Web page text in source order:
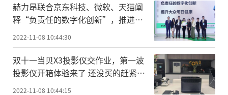
赫力昂联合京东科技、微软、天猫阐
释“负责任的数字化创新”，推进健
康可及性
2022-11-08 10:44:30
双十一当贝X3投影仪交作业，第一波
投影仪开箱体验来了 还没买的赶紧上
车
2022-11-08 10:44:15